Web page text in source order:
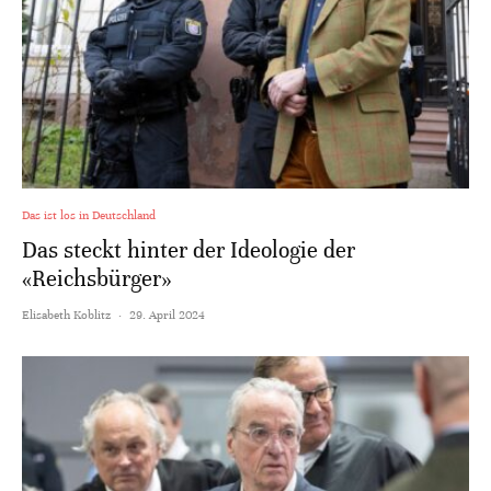
Das ist los in Deutschland
Das steckt hinter der Ideologie der
«Reichsbürger»
Elisabeth Koblitz · 29. April 2024